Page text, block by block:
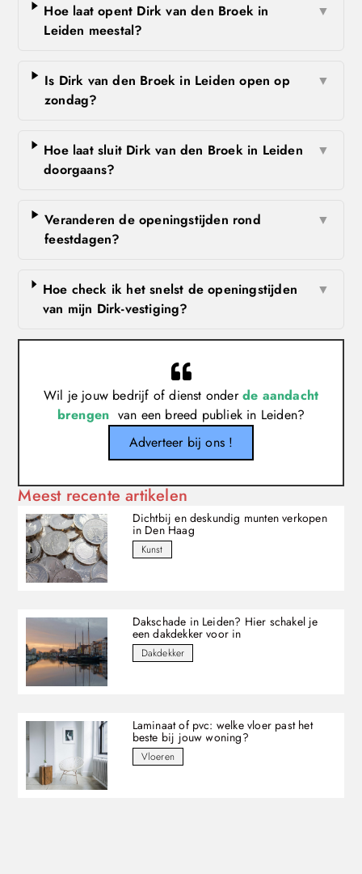
Hoe laat opent Dirk van den Broek in
Leiden meestal?
▼
Is Dirk van den Broek in Leiden open op
zondag?
▼
Hoe laat sluit Dirk van den Broek in Leiden
doorgaans?
▼
Veranderen de openingstijden rond
feestdagen?
▼
Hoe check ik het snelst de openingstijden
van mijn Dirk-vestiging?
▼
Wil je jouw bedrijf of dienst onderde aandacht
brengen van een breed publiek in Leiden?
Adverteer bij ons !
Meest recente artikelen
Dichtbij en deskundig munten verkopen
in Den Haag
Kunst
Dakschade in Leiden? Hier schakel je
een dakdekker voor in
Dakdekker
Laminaat of pvc: welke vloer past het
beste bij jouw woning?
Vloeren